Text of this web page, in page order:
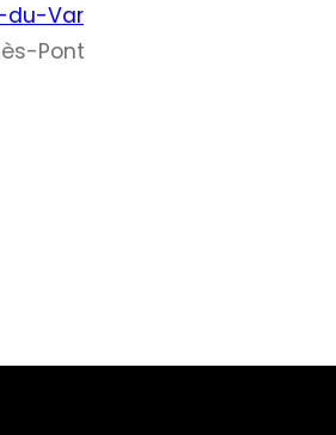
du-Var
Pont